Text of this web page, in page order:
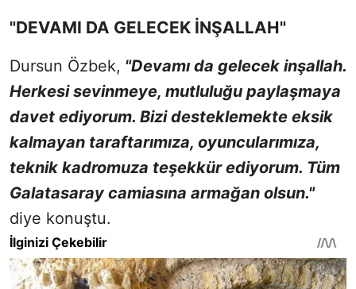
"DEVAMI DA GELECEK İNŞALLAH"
Dursun Özbek, "Devamı da gelecek inşallah.
Herkesi sevinmeye, mutluluğu paylaşmaya
davet ediyorum. Bizi desteklemekte eksik
kalmayan taraftarımıza, oyuncularımıza,
teknik kadromuza teşekkür ediyorum. Tüm
Galatasaray camiasına armağan olsun."
diye konuştu.